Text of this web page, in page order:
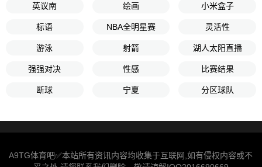
英议南 绘画 小米盒子
标语 NBA全明星赛 灵活性
游泳 射箭 湖人太阳直播
强强对决 性感 比赛结果
断球 宁夏 分区球队
A9TG体育吧✅本站所有资讯内容均收集于互联网,如有侵权内容或不